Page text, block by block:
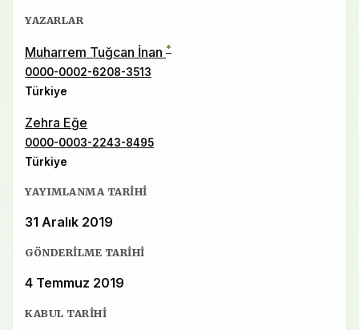
YAZARLAR
Muharrem Tuğcan İnan *
0000-0002-6208-3513
Türkiye
Zehra Eğe
0000-0003-2243-8495
Türkiye
YAYIMLANMA TARIHI
31 Aralık 2019
GÖNDERILME TARIHI
4 Temmuz 2019
KABUL TARIHI